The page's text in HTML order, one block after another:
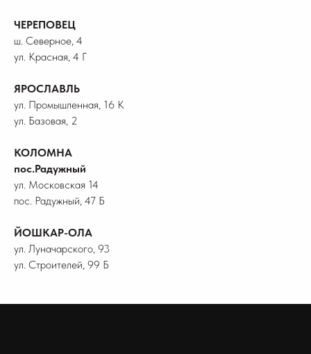
ЧЕРЕПОВЕЦ
ш. Северное, 4
ул. Красная, 4 Г
ЯРОСЛАВЛЬ
ул. Промышленная, 16 К
ул. Базовая, 2
КОЛОМНА
пос.Радужный
ул. Московская 14
пос. Радужный, 47 Б
ЙОШКАР-ОЛА
ул. Луначарского, 93
ул. Строителей, 99 Б